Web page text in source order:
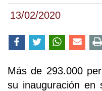
13/02/2020
Más de 293.000
su inauguración en